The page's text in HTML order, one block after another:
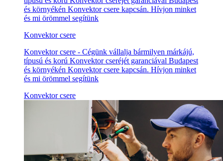
és környékén Konvektor csere kapcsán. Hívjon minket
és mi örömmel segítünk
Konvektor csere
Konvektor csere - Cégünk vállalja bármilyen márkájú,
típusú és korú Konvektor cseréjét garanciával Budapest
és környékén Konvektor csere kapcsán. Hívjon minket
és mi örömmel segítünk
Konvektor csere